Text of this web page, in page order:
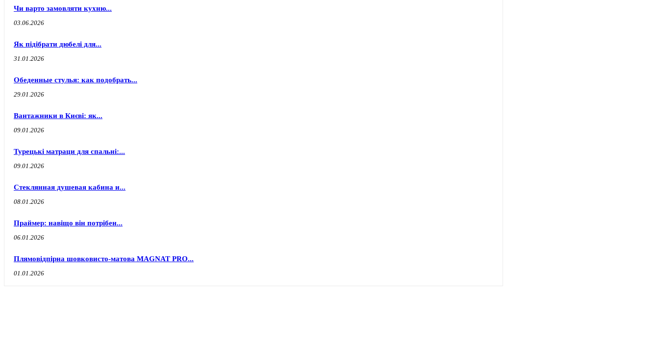
Чи варто замовляти кухню...
03.06.2026
Як підібрати дюбелі для...
31.01.2026
Обеденные стулья: как подобрать...
29.01.2026
Вантажники в Києві: як...
09.01.2026
Турецькі матраци для спальні:...
09.01.2026
Стеклянная душевая кабина и...
08.01.2026
Праймер: навіщо він потрібен...
06.01.2026
Плямовідпірна шовковисто-матова MAGNAT PRO...
01.01.2026